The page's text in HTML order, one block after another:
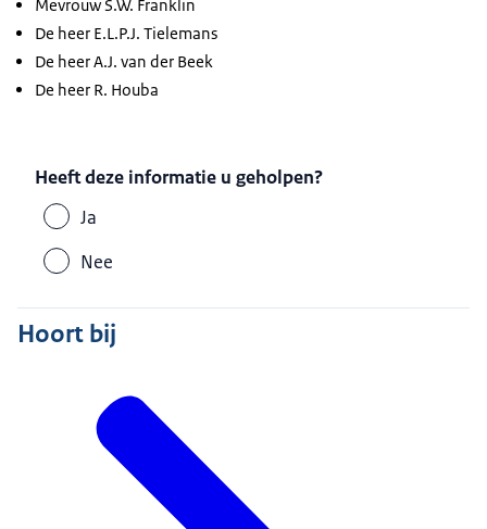
Mevrouw S.W. Franklin
De heer E.L.P.J. Tielemans
De heer A.J. van der Beek
De heer R. Houba
Heeft deze informatie u geholpen?
Ja
Nee
Hoort bij